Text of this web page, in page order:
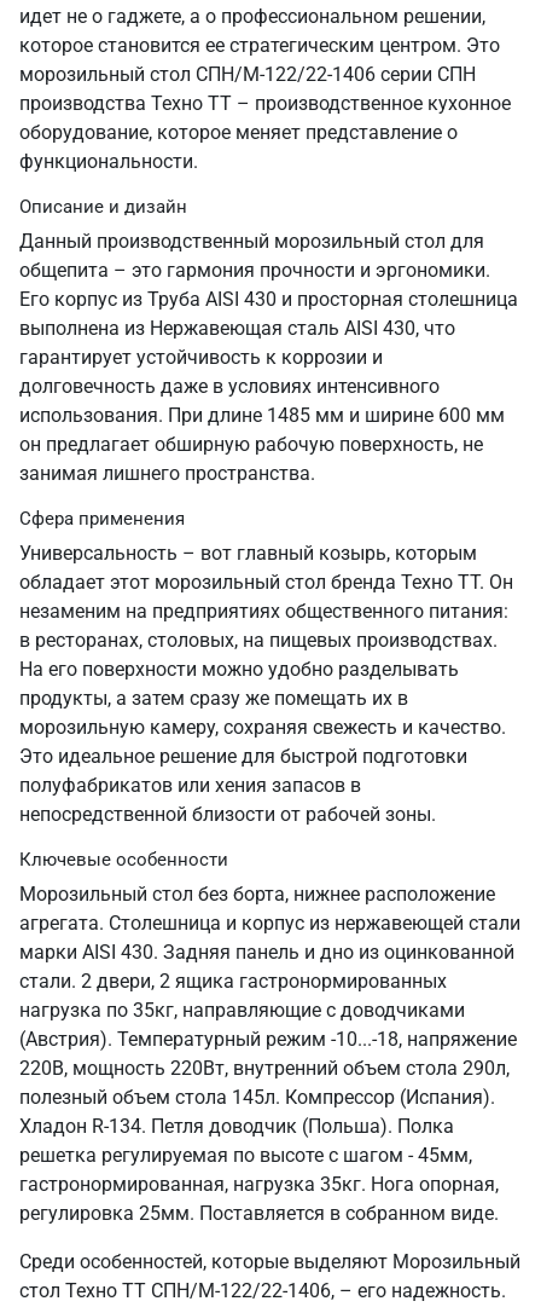
идет не о гаджете, а о профессиональном решении,
которое становится ее стратегическим центром. Это
морозильный стол СПН/М-122/22-1406 серии СПН
производства Техно ТТ – производственное кухонное
оборудование, которое меняет представление о
функциональности.
Описание и дизайн
Данный производственный морозильный стол для
общепита – это гармония прочности и эргономики.
Его корпус из Труба AISI 430 и просторная столешница
выполнена из Нержавеющая сталь AISI 430, что
гарантирует устойчивость к коррозии и
долговечность даже в условиях интенсивного
использования. При длине 1485 мм и ширине 600 мм
он предлагает обширную рабочую поверхность, не
занимая лишнего пространства.
Сфера применения
Универсальность – вот главный козырь, которым
обладает этот морозильный стол бренда Техно ТТ. Он
незаменим на предприятиях общественного питания:
в ресторанах, столовых, на пищевых производствах.
На его поверхности можно удобно разделывать
продукты, а затем сразу же помещать их в
морозильную камеру, сохраняя свежесть и качество.
Это идеальное решение для быстрой подготовки
полуфабрикатов или хения запасов в
непосредственной близости от рабочей зоны.
Ключевые особенности
Морозильный стол без борта, нижнее расположение
агрегата. Столешница и корпус из нержавеющей стали
марки AISI 430. Задняя панель и дно из оцинкованной
стали. 2 двери, 2 ящика гастронормированных
нагрузка по 35кг, направляющие с доводчиками
(Австрия). Температурный режим -10...-18, напряжение
220В, мощность 220Вт, внутренний объем стола 290л,
полезный объем стола 145л. Компрессор (Испания).
Хладон R-134. Петля доводчик (Польша). Полка
решетка регулируемая по высоте с шагом - 45мм,
гастронормированная, нагрузка 35кг. Нога опорная,
регулировка 25мм. Поставляется в собранном виде.
Среди особенностей, которые выделяют Морозильный
стол Техно ТТ СПН/М-122/22-1406, – его надежность.